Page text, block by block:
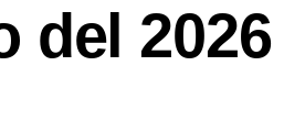
del 2026